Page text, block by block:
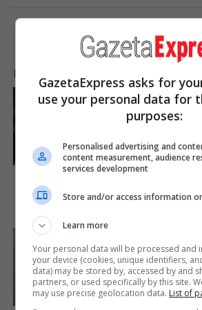
Sensual Dance Scenes We
Saw In Movies
Brainberries
GazetaExpress asks for
use your personal data for
purposes:
Personalised advertising and
content measurement, audience
services development
Store and/or access information
Learn more
Your personal data will be processed and
your device (cookies, unique identifiers,
data) may be stored by, accessed by and
partners, or used specifically by this site.
may use precise geolocation data. List of